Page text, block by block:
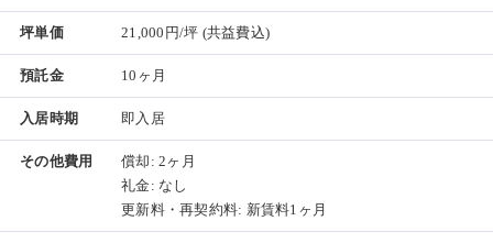
坪単価 21,000円/坪 (共益費込)
預託金 10ヶ月
入居時期 即入居
その他費用
償却: 2ヶ月
礼金: なし
更新料・再契約料: 新賃料1ヶ月